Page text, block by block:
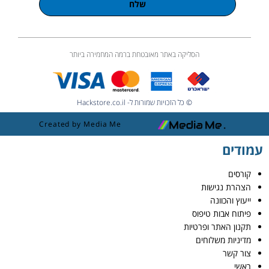
שלח
הסליקה באתר מאובטחת ברמה המחמירה ביותר
© כל הזכויות שמורות ל- Hackstore.co.il
Created by Media Me
עמודים
קורסים
הצהרת נגישות
ייעוץ והכוונה
פיתוח אבות טיפוס
תקנון האתר ופרטיות
מדיניות משלוחים
צור קשר
ראשי